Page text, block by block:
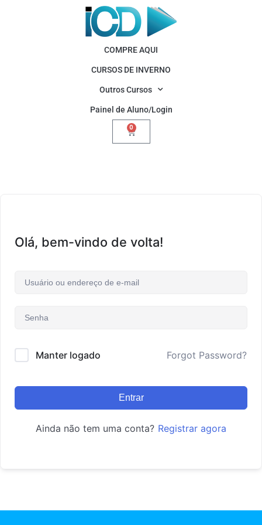
COMPRE AQUI
CURSOS DE INVERNO
Outros Cursos
Painel de Aluno/Login
0
Olá, bem-vindo de volta!
Manter logado Forgot Password?
Entrar
Ainda não tem uma conta? Registrar agora